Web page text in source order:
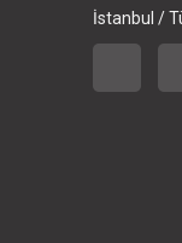
İstanbul /